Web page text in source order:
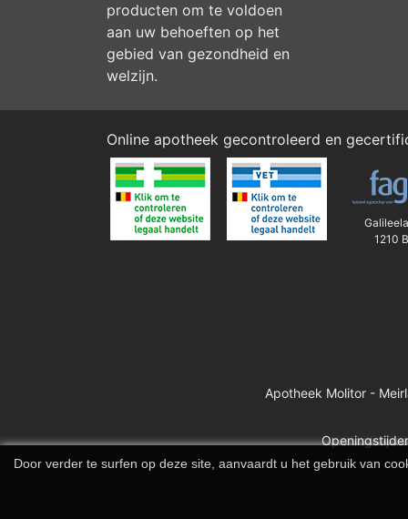
producten om te voldoen
aan uw behoeften op het
gebied van gezondheid en
welzijn.
Door verder te surfen op deze site, aanvaardt u het gebruik van
Online apotheek gecontroleerd en
1210
Apotheek Molitor -